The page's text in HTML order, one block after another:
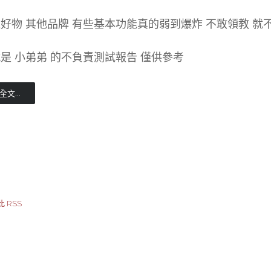
物 其他品牌 有些基本功能真的弱到爆炸 不敢領教 就
小弟弟 的不負責測試報告 僅供參考
文...
RSS